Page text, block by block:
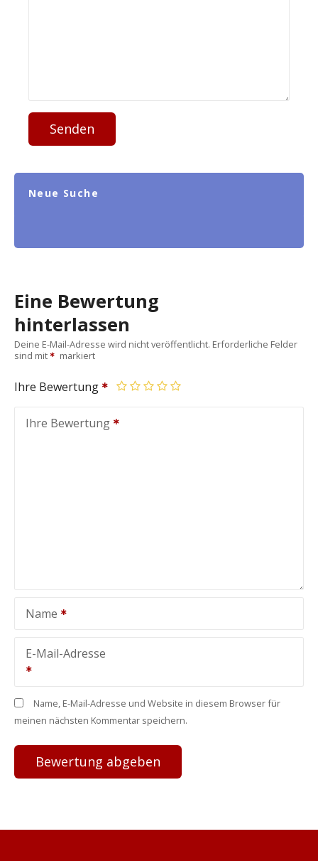
Senden
Neue Suche
Eine Bewertung
hinterlassen
Deine E-Mail-Adresse wird nicht veröffentlicht. Erforderliche Felder
sind mit
markiert
Ihre Bewertung
Ihre Bewertung
Name
E-Mail-Adresse
Name, E-Mail-Adresse und Website in diesem Browser für
meinen nächsten Kommentar speichern.